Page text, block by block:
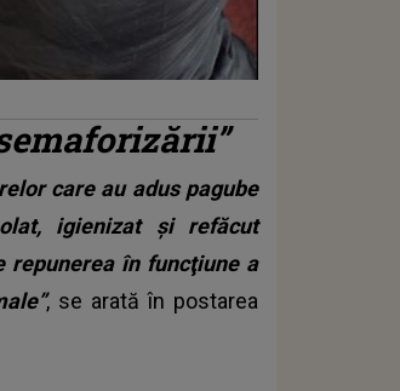
care au adus pagube
igienizat şi refăcut
repunerea în funcţiune a
, se arată în postarea